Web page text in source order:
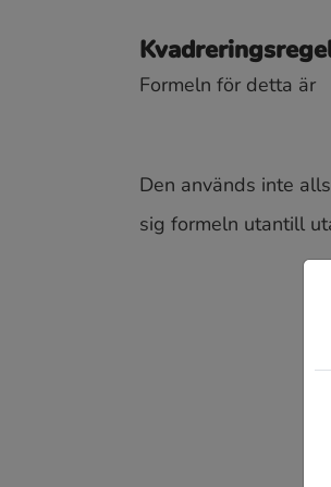
Formeln för detta är
Den används inte
sig formeln utantill